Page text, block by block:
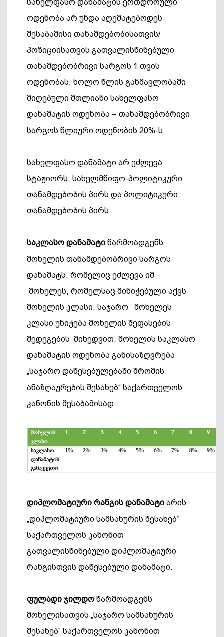
ოდენობა არ უნდა აღემატებოდეს
შესაბამისი თანამდებობისათვის/
პოზიციისათვის გათვალისწინებული
თანამდებობრივი სარგოს 1 თვის
ოდენობას, ხოლო წლის განმავლობაში
მიღებული მთლიანი სახელფასო
დანამატის ოდენობა – თანამდებობრივი
სარგოს წლიური ოდენობის 20%-ს.
სახელფასო დანამატი არ ეძლევა
სტაჟიორს, სახელმწიფო-პოლიტიკური
თანამდებობის პირს და პოლიტიკური
თანამდებობის პირს.
საკლასო დანამატი წარმოადგენს
მოხელის თანამდებობრივი სარგოს
დანამატს, რომელიც ეძლევა იმ
მოხელეს, რომელსაც მინიჭებული აქვს
მოხელის კლასი. საჯარო მოხელეს
კლასი ენიჭება მოხელის შეფასების
შედეგების მიხედვით. მოხელის საკლასო
დანამატის ოდენობა განისაზღვრება
„საჯარო დაწესებულებაში შრომის
ანაზღაურების შესახებ“ საქართველოს
კანონის შესაბამისად.
დიპლომატიური რანგის დანამატი არის
„დიპლომატიური სამსახურის შესახებ“
საქართველოს კანონით
გათვალისწინებული დიპლომატიური
რანგისთვის დაწესებული დანამატი.
ფულადი ჯილდო წარმოადგენს
მოხელისათვის „საჯარო სამსახურის
შესახებ“ საქართველოს კანონით